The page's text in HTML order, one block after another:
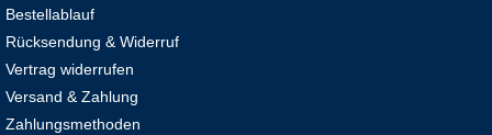
Bestellablauf
Rücksendung & Widerruf
Vertrag widerrufen
Versand & Zahlung
Zahlungsmethoden